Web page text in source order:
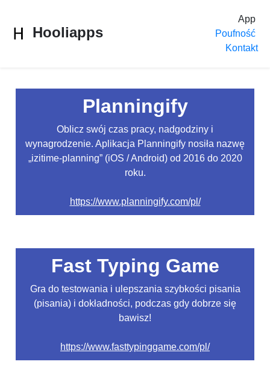
Hooliapps
App
Poufność
Kontakt
Planningify
Oblicz swój czas pracy, nadgodziny i
wynagrodzenie. Aplikacja Planningify nosiła nazwę
„izitime-planning” (iOS / Android) od 2016 do 2020
roku.
https://www.planningify.com/pl/
Fast Typing Game
Gra do testowania i ulepszania szybkości pisania
(pisania) i dokładności, podczas gdy dobrze się
bawisz!
https://www.fasttypinggame.com/pl/